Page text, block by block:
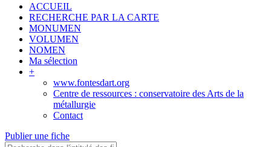
ACCUEIL
RECHERCHE PAR LA CARTE
MONUMEN
VOLUMEN
NOMEN
Ma sélection
+
www.fontesdart.org
Centre de ressources : conservatoire des Arts de la
métallurgie
Contact
Publier une fiche